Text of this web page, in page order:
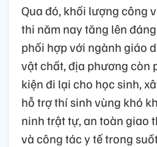
Qua đó, khối lượng công
thi năm nay tăng lên
phối hợp với ngành giáo
vật chất, địa phương còn
kiện đi lại cho học sinh,
hỗ trợ thí sinh vùng khó
ninh trật tự, an toàn giao
và công tác y tế trong